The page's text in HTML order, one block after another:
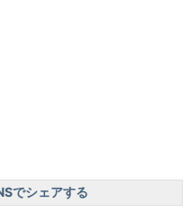
でシェアする